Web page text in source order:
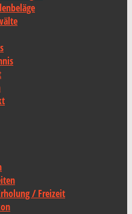
/ Freizeit